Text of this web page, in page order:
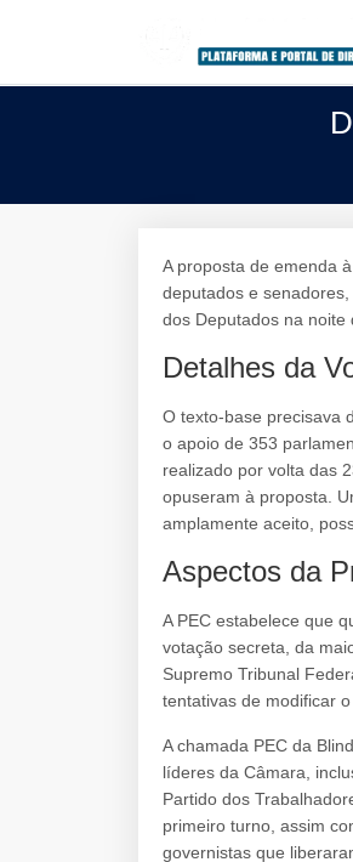
A proposta de emenda
deputados e
dos Deputados na noite
Detalhes da
O texto-base precisava
o apoio de 353
realizado por volta das
opuseram à proposta.
amplamente aceito,
Aspectos da
A PEC estabelece que
votação secreta, da
Supremo Tribunal
tentativas de modificar
A chamada PEC da
líderes da Câmara,
Partido dos
primeiro turno, assim
governistas que